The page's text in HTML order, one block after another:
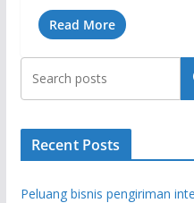
Read More
Recent Posts
Peluang bisnis pengiriman